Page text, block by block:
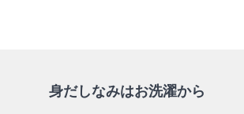
身だしなみはお洗濯から